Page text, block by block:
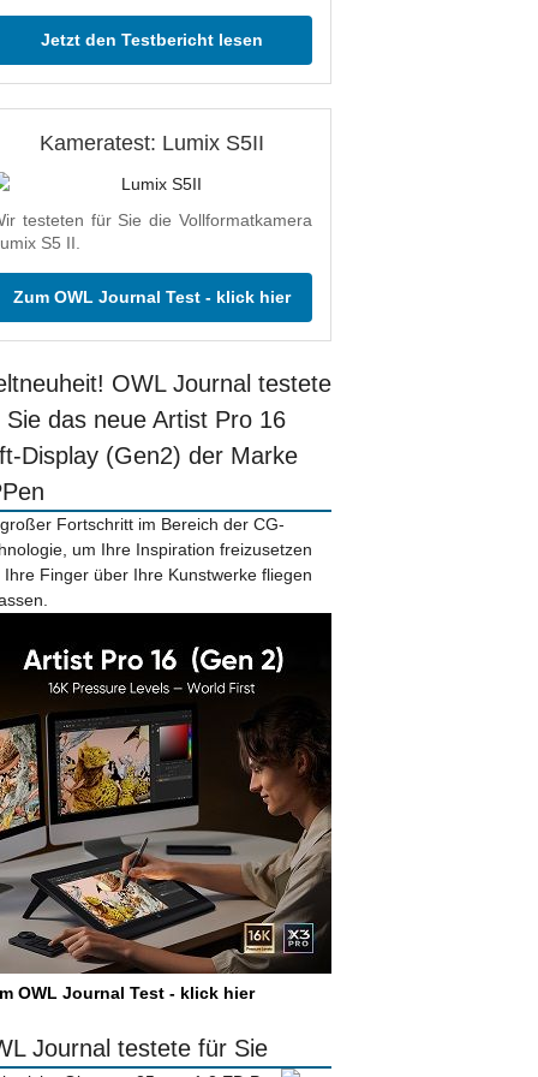
Jetzt den Testbericht lesen
Kameratest: Lumix S5II
testeten für Sie die Vollformatkamera
S5 II.
Zum OWL Journal Test - klick hier
OWL Journal testete
Sie das neue Artist Pro 16
Display (Gen2) der Marke
Fortschritt im Bereich der CG-
um Ihre Inspiration freizusetzen
Ihre Finger über Ihre Kunstwerke fliegen
OWL Journal Test - klick hier
Journal testete für Sie